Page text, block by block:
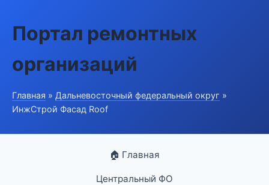
Портал ремонтных
организаций
Главная » Дальневосточный федеральный округ »
ИнжСтрой Фасад Roof
🏠 Главная
Центральный ФО